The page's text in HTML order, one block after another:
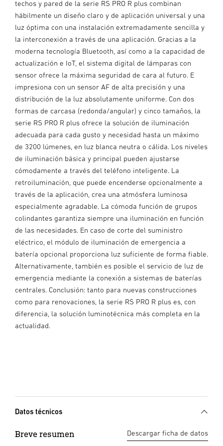
techos y pared de la serie RS PRO R plus combinan
hábilmente un diseño claro y de aplicación universal y una
luz óptima con una instalación extremadamente sencilla y
la interconexión a través de una aplicación. Gracias a la
moderna tecnología Bluetooth, así como a la capacidad de
actualización e IoT, el sistema digital de lámparas con
sensor ofrece la máxima seguridad de cara al futuro. E
impresiona con un sensor AF de alta precisión y una
distribución de la luz absolutamente uniforme. Con dos
formas de carcasa (redonda/angular) y cinco tamaños, la
serie RS PRO R plus ofrece la solución de iluminación
adecuada para cada gusto y necesidad hasta un máximo
de 3200 lúmenes, en luz blanca neutra o cálida. Los niveles
de iluminación básica y principal pueden ajustarse
cómodamente a través del teléfono inteligente. La
retroiluminación, que puede encenderse opcionalmente a
través de la aplicación, crea una atmósfera luminosa
especialmente agradable. La cómoda función de grupos
colindantes garantiza siempre una iluminación en función
de las necesidades. En caso de corte del suministro
eléctrico, el módulo de iluminación de emergencia a
batería opcional proporciona luz suficiente de forma fiable.
Alternativamente, también es posible el servicio de luz de
emergencia mediante la conexión a sistemas de baterías
centrales. Conclusión: tanto para nuevas construcciones
como para renovaciones, la serie RS PRO R plus es, con
diferencia, la solución luminotécnica más completa en la
actualidad.
Datos técnicos
Breve resumen Descargar ficha de datos